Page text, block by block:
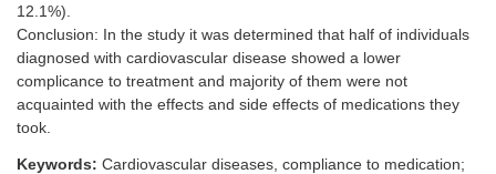
12.1%).
Conclusion: In the study it was determined that half of individuals
diagnosed with cardiovascular disease showed a lower
complicance to treatment and majority of them were not
acquainted with the effects and side effects of medications they
took.
Keywords: Cardiovascular diseases, compliance to medication;